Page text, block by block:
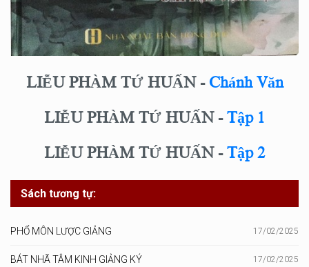
LIỄU PHÀM TỨ HUẤN - Chánh Văn
LIỄU PHÀM TỨ HUẤN - Tập 1
LIỄU PHÀM TỨ HUẤN - Tập 2
Sách tương tự:
PHỔ MÔN LƯỢC GIẢNG 17/02/2025
BÁT NHÃ TÂM KINH GIẢNG KÝ 17/02/2025